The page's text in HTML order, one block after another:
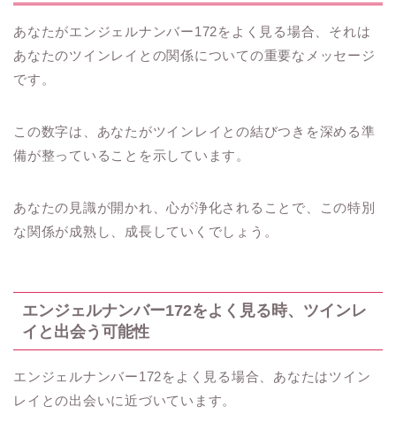
あなたがエンジェルナンバー172をよく見る場合、それは
あなたのツインレイとの関係についての重要なメッセージ
です。
この数字は、あなたがツインレイとの結びつきを深める準
備が整っていることを示しています。
あなたの見識が開かれ、心が浄化されることで、この特別
な関係が成熟し、成長していくでしょう。
エンジェルナンバー172をよく見る時、ツインレ
イと出会う可能性
エンジェルナンバー172をよく見る場合、あなたはツイン
レイとの出会いに近づいています。